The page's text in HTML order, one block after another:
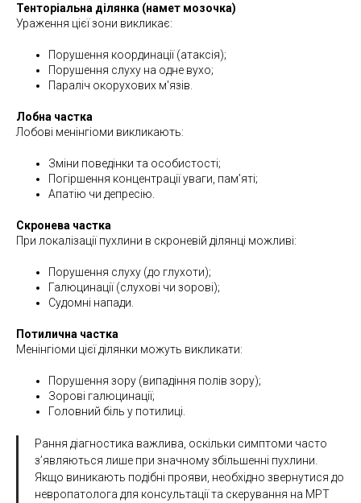
Тенторіальна ділянка (намет мозочка)
Ураження цієї зони викликає:
Порушення координації (атаксія);
Порушення слуху на одне вухо;
Параліч окорухових м'язів.
Лобна частка
Лобові менінгіоми викликають:
Зміни поведінки та особистості;
Погіршення концентрації уваги, пам’яті;
Апатію чи депресію.
Скронева частка
При локалізації пухлини в скроневій ділянці можливі:
Порушення слуху (до глухоти);
Галюцинації (слухові чи зорові);
Судомні напади.
Потилична частка
Менінгіоми цієї ділянки можуть викликати:
Порушення зору (випадіння полів зору);
Зорові галюцинації;
Головний біль у потилиці.
Рання діагностика важлива, оскільки симптоми часто
з’являються лише при значному збільшенні пухлини.
Якщо виникають подібні прояви, необхідно звернутися до
невропатолога для консультації та скерування на МРТ